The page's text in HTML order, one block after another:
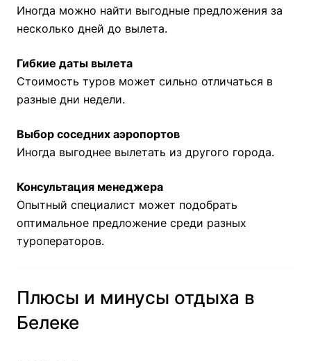
Иногда можно найти выгодные предложения за
несколько дней до вылета.
Гибкие даты вылета
Стоимость туров может сильно отличаться в
разные дни недели.
Выбор соседних аэропортов
Иногда выгоднее вылетать из другого города.
Консультация менеджера
Опытный специалист может подобрать
оптимальное предложение среди разных
туроператоров.
Плюсы и минусы отдыха в
Белеке